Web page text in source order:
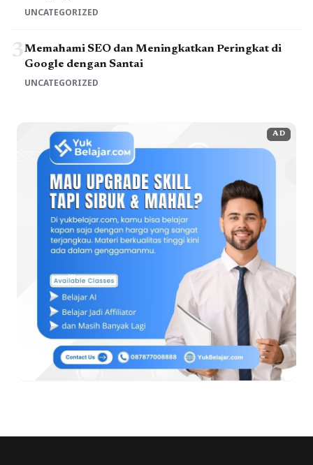
UNCATEGORIZED
3Memahami SEO dan Meningkatkan Peringkat di
Google dengan Santai
UNCATEGORIZED
AD